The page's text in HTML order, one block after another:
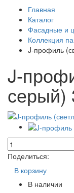
Главная
Каталог
Фасадные и
Коллекция
J-профиль
J-
серый)
Поделиться:
В корзину
В наличии